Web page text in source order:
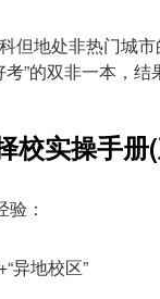
但地处非热门城
”的双非一本，
校实操手册
：
异地校区”